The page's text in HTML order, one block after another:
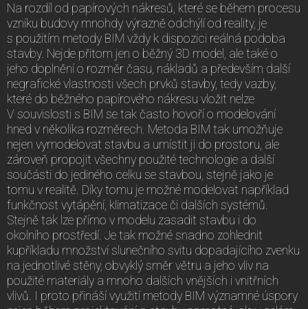
Na rozdíl od papírových nákresů, které se během procesu
vzniku budovy mnohdy výrazně odchýlí od reality, je
s použitím metody BIM vždy k dispozici reálná podoba
stavby. Nejde přitom jen o běžný 3D model, ale také o
jeho doplnění o rozměr času, nákladů a především další
negrafické vlastnosti všech prvků stavby, tedy vazby,
které do běžného papírového nákresu vložit nelze
V souvislosti s BIM se tak často hovoří o modelování
hned v několika rozměrech. Metoda BIM tak umožňuje
nejen vymodelovat stavbu a umístit ji do prostoru, ale
zároveň propojit všechny použité technologie a další
součásti do jediného celku se stavbou, stejně jako je
tomu v realitě. Díky tomu je možné modelovat například
funkčnost vytápění, klimatizace či dalších systémů.
Stejně tak lze přímo v modelu zasadit stavbu i do
okolního prostředí. Je tak možné snadno zohlednit
kupříkladu množství slunečního svitu dopadajícího zvenku
na jednotlivé stěny, obvyklý směr větru a jeho vliv na
použité materiály a mnoho dalších vnějších i vnitřních
vlivů. I proto přináší využití metody BIM významné úspory